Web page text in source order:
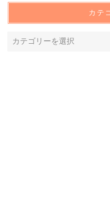
カテ